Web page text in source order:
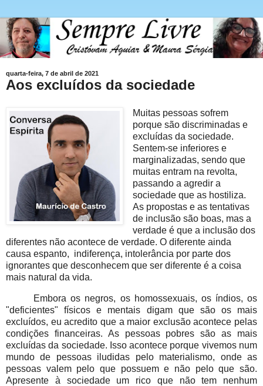
quarta-feira, 7 de abril de 2021
Aos excluídos da sociedade
Muitas pessoas sofrem
porque são discriminadas e
excluídas da sociedade.
Sentem-se inferiores e
marginalizadas, sendo que
muitas entram na revolta,
passando a agredir a
sociedade que as hostiliza.
As propostas e as tentativas
de inclusão são boas, mas a
verdade é que a inclusão dos
diferentes não acontece de verdade. O diferente ainda
causa espanto, indiferença, intolerância por parte dos
ignorantes que desconhecem que ser diferente é a coisa
mais natural da vida.
Embora os negros, os homossexuais, os índios, os
"deficientes" físicos e mentais digam que são os mais
excluídos, eu acredito que a maior exclusão acontece pelas
condições financeiras. As pessoas pobres são as mais
excluídas da sociedade. Isso acontece porque vivemos num
mundo de pessoas iludidas pelo materialismo, onde as
pessoas valem pelo que possuem e não pelo que são.
Apresente à sociedade um rico que não tem nenhum